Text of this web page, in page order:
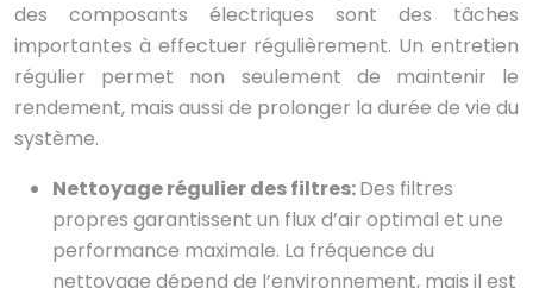
des composants électriques sont des tâches
importantes à effectuer régulièrement. Un entretien
régulier permet non seulement de maintenir le
rendement, mais aussi de prolonger la durée de vie du
système.
Nettoyage régulier des filtres:Des filtres
propres garantissent un flux d’air optimal et une
performance maximale. La fréquence du
nettoyage dépend de l’environnement, mais il est